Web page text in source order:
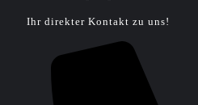
Ihr direkter Kontakt zu uns!